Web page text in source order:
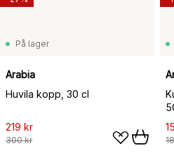
På lager
Arabia
Huvila kopp, 30 cl
219 kr
300 kr